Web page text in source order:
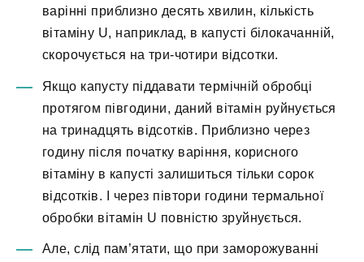
варінні приблизно десять хвилин, кількість
вітаміну U, наприклад, в капусті білокачанній,
скорочується на три-чотири відсотки.
Якщо капусту піддавати термічній обробці
протягом півгодини, даний вітамін руйнується
на тринадцять відсотків. Приблизно через
годину після початку варіння, корисного
вітаміну в капусті залишиться тільки сорок
відсотків. І через півтори години термальної
обробки вітамін U повністю зруйнується.
Але, слід пам’ятати, що при заморожуванні